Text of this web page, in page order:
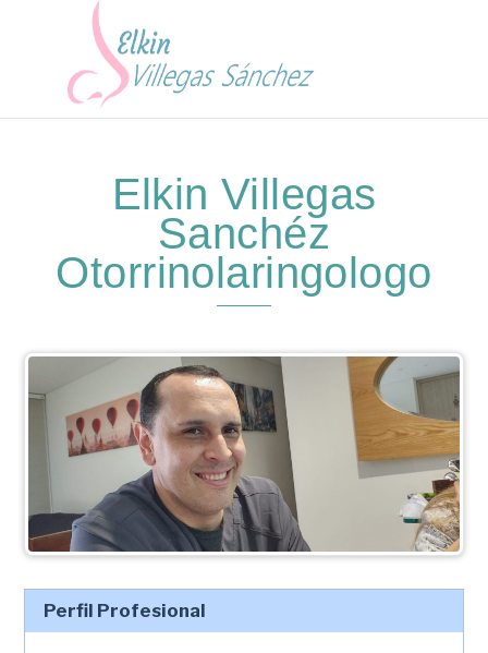
Elkin Villegas
Sanchéz
Otorrinolaringologo
Perfil Profesional